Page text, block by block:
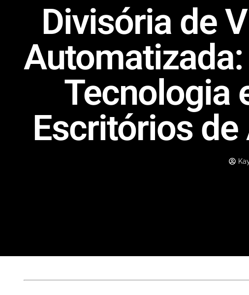
Divisória de
Automatizada:
Tecnologia
Escritórios